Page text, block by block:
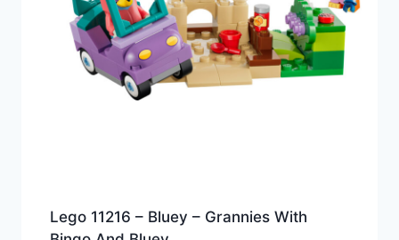
Lego 11216 – Bluey – Grannies With